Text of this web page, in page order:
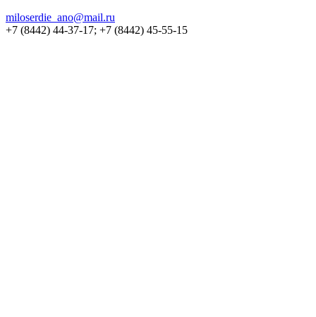
miloserdie_ano@mail.ru
+7 (8442) 44-37-17; +7 (8442) 45-55-15